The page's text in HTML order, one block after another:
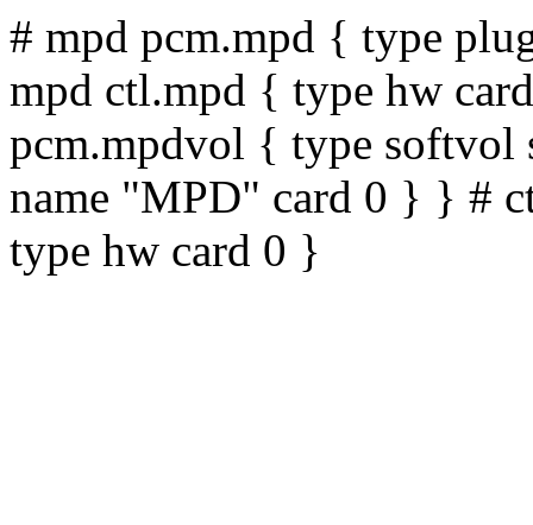
# mpd pcm.mpd { type
mpd ctl.mpd { type hw
pcm.mpdvol { type
name "MPD" card 0 } } #
type hw card 0 }